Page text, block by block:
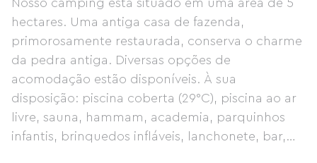
Nosso camping está situado em uma área de 5
hectares. Uma antiga casa de fazenda,
primorosamente restaurada, conserva o charme
da pedra antiga. Diversas opções de
acomodação estão disponíveis. À sua
disposição: piscina coberta (29°C), piscina ao ar
livre, sauna, hammam, academia, parquinhos
infantis, brinquedos infláveis, lanchonete, bar,